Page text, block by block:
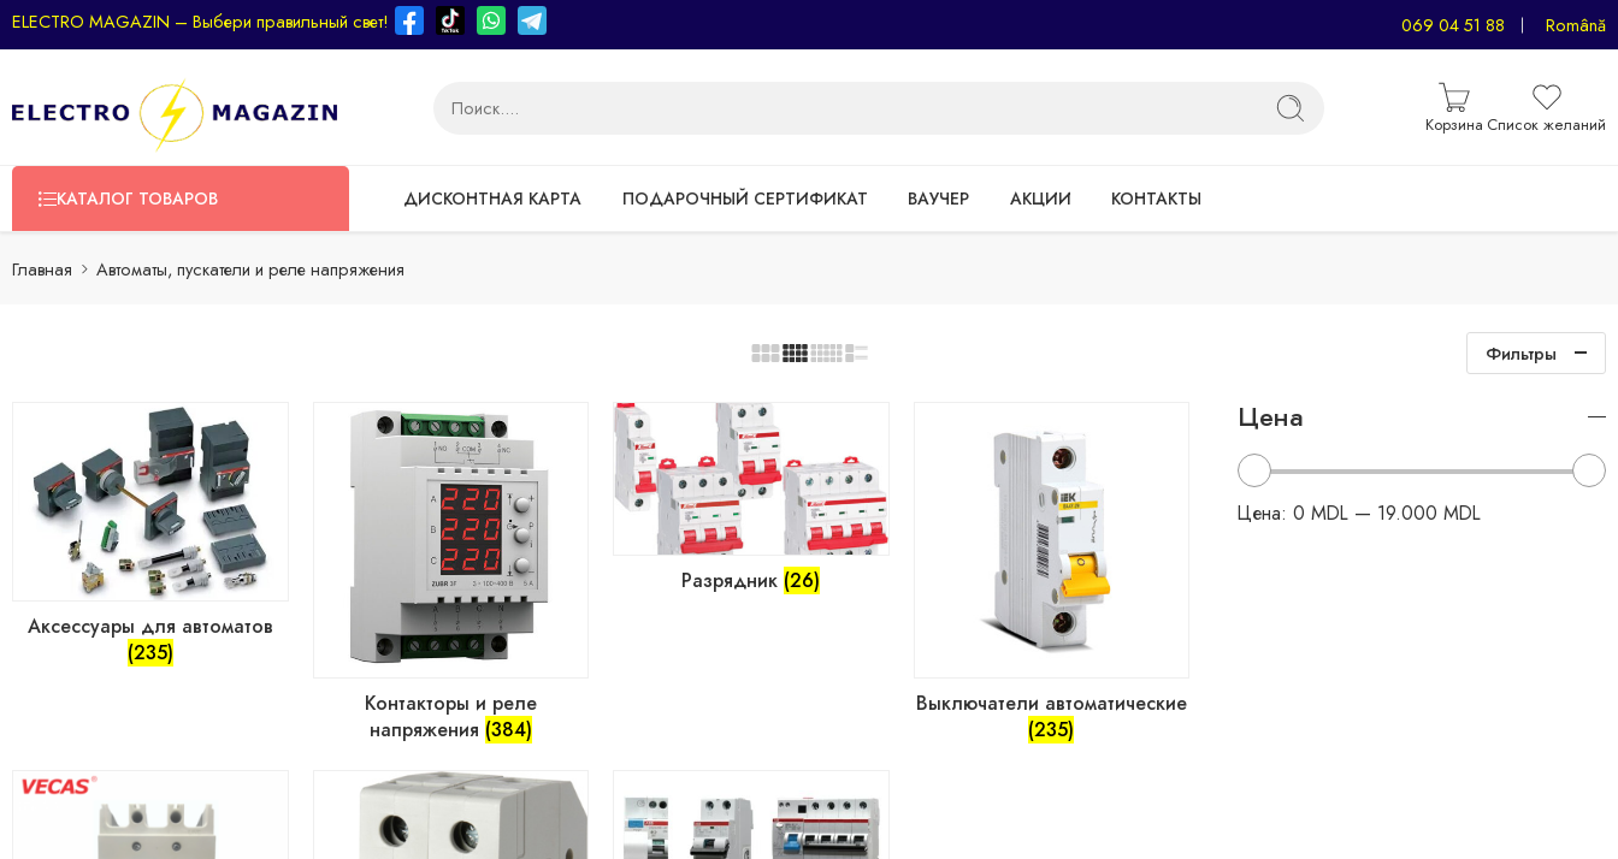
ELECTRO MAGAZIN – Выбери правильный свет! 069 04 51 88 Română
Корзина Список желаний
КАТАЛОГ ТОВАРОВ ДИСКОНТНАЯ КАРТА ПОДАРОЧНЫЙ СЕРТИФИКАТ ВАУЧЕР АКЦИИ КОНТАКТЫ
Главная Aвтоматы, пускатели и реле напряжения
Фильтры
Аксессуары для автоматов
(235)
Контакторы и реле
напряжения (384)
Разрядник (26)
Выключатели автоматические
(235)
Цена
Цена: 0 MDL — 19.000 MDL